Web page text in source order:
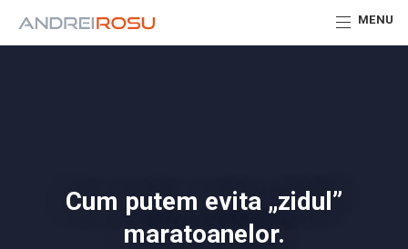
MENU
Cum putem evita „zidul”
maratoanelor.